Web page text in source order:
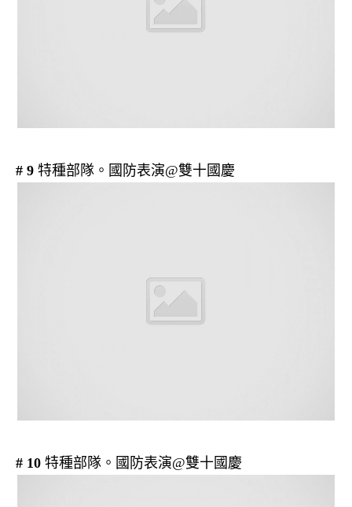
# 9 特種部隊。國防表演@雙十國慶
# 10 特種部隊。國防表演@雙十國慶